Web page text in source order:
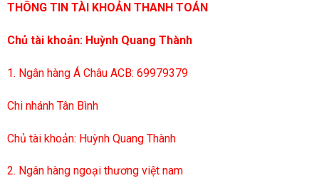
THÔNG TIN TÀI KHOẢN THANH TOÁN
Chủ tài khoản: Huỳnh Quang Thành
1. Ngân hàng Á Châu ACB: 69979379
Chi nhánh Tân Bình
Chủ tài khoản: Huỳnh Quang Thành
2. Ngân hàng ngoại thương việt nam